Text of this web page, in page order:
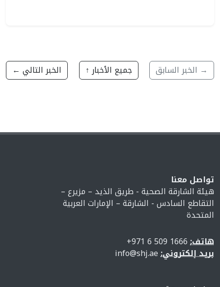
→ الخبر السابق جميع الأخبار ↑ الخبر التالي ←
تواصل معنا
هيئة الشارقة الصحية - طريق الذيد – مزيرع –
التقاطع السادس - الشارقة – الإمارات العربية
المتحدة
هاتف:
بريد إلكتروني: